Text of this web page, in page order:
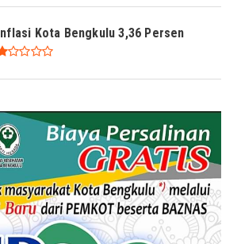
Inflasi Kota Bengkulu 3,36 Persen